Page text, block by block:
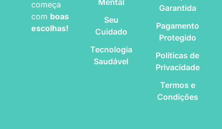
começa
com boas
escolhas!
Mental
Seu
Cuidado
Tecnologia
Saudável
Garantida
Pagamento
Protegido
Políticas de
Privacidade
Termos e
Condições